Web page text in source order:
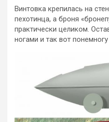
Винтовка крепилась на
пехотинца, а броня
практически целиком.
ногами и так вот